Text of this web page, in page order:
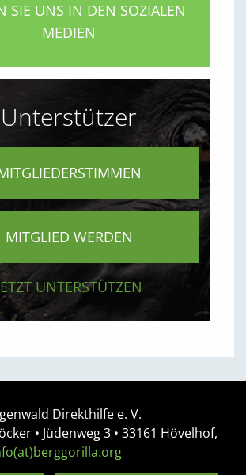
SIE UNS IN DEN SOZIALEN
MEDIEN
Unterstützer
MITGLIED WERDEN
UNTERSTÜTZEN
Direkthilfe e. V.
• Jüdenweg 3 • 33161 Hövelhof,